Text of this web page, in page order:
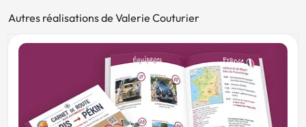
Autres réalisations de Valerie Couturier